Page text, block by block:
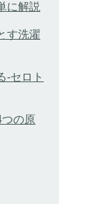
に解説
す洗濯
-セロト
の原